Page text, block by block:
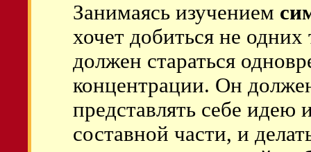
Занимаясь изучением
хочет добиться не
должен стараться
концентрации. Он
представлять себе
составной части, и